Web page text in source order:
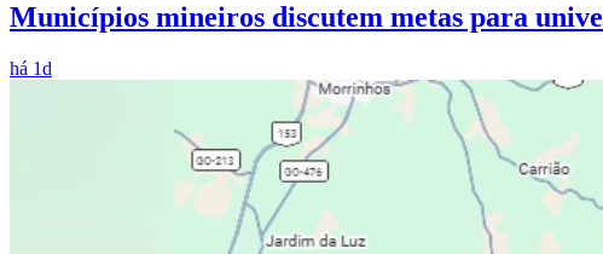
Municípios mineiros discutem metas para
há 1d